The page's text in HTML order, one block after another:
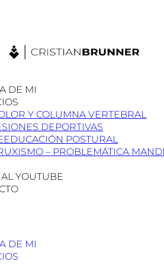
DE MI
Y COLUMNA VERTEBRAL
DEPORTIVAS
POSTURAL
– PROBLEMÁTICA
YOUTUBE
DE MI